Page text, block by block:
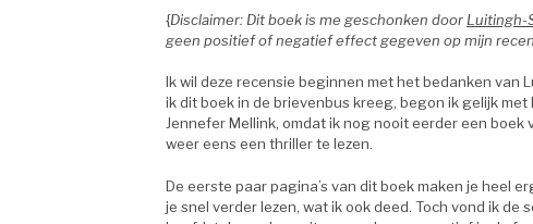
{Disclaimer: Dit boek is me geschonken door Luitingh-
geen positief of negatief effect gegeven op mijn
Ik wil deze recensie beginnen met het bedanken van
ik dit boek in de brievenbus kreeg, begon ik gelijk
Jennefer Mellink, omdat ik nog nooit eerder een
weer eens een thriller te lezen.
De eerste paar pagina’s van dit boek maken je heel
je snel verder lezen, wat ik ook deed. Toch vond ik de